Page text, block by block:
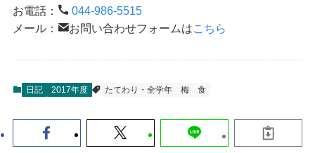
お電話：
044-986-5515
メール：
お問い合わせフォームはこちら
日記 2017年度 たてわり・全学年 梅 食